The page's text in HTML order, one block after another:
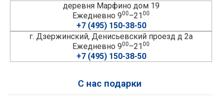
деревня Марфино дом 19
Ежедневно 900–2100
+7 (495) 150-38-50
г. Дзержинский, Денисьевский проезд д 2а
Ежедневно 900–2100
+7 (495) 150-38-50
С нас подарки